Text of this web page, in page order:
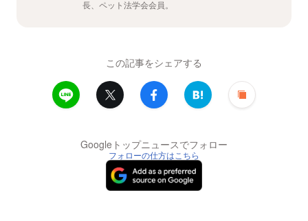
長、ペット法学会会員。
この記事をシェアする
Googleトップニュースでフォロー
フォローの仕方はこちら